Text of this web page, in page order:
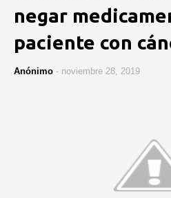
negar
paciente con
Anónimo - noviembre 28, 2019